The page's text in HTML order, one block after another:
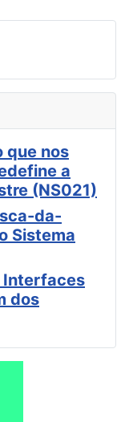
que nos
a
(NS021)
da-
Sistema
Interfaces
dos